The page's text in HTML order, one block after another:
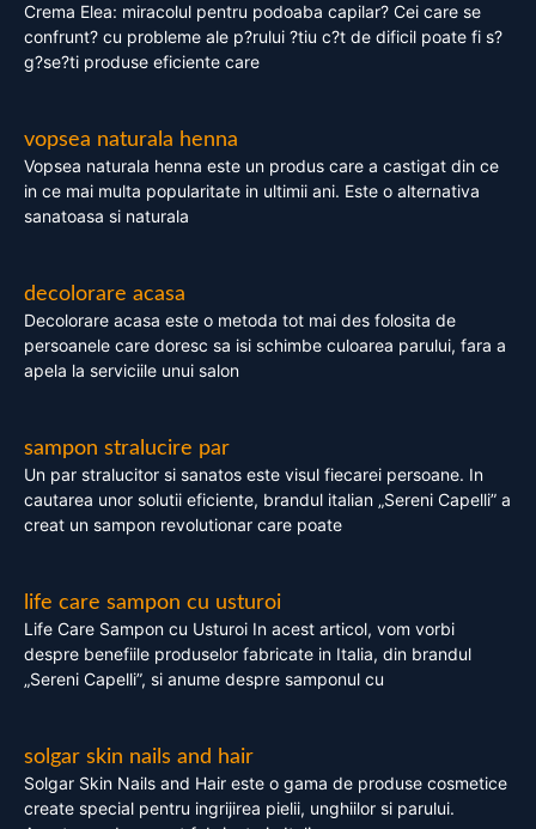
Crema Elea: miracolul pentru podoaba capilar? Cei care se
confrunt? cu probleme ale p?rului ?tiu c?t de dificil poate fi s?
g?se?ti produse eficiente care
vopsea naturala henna
Vopsea naturala henna este un produs care a castigat din ce
in ce mai multa popularitate in ultimii ani. Este o alternativa
sanatoasa si naturala
decolorare acasa
Decolorare acasa este o metoda tot mai des folosita de
persoanele care doresc sa isi schimbe culoarea parului, fara a
apela la serviciile unui salon
sampon stralucire par
Un par stralucitor si sanatos este visul fiecarei persoane. In
cautarea unor solutii eficiente, brandul italian „Sereni Capelli” a
creat un sampon revolutionar care poate
life care sampon cu usturoi
Life Care Sampon cu Usturoi In acest articol, vom vorbi
despre benefiile produselor fabricate in Italia, din brandul
„Sereni Capelli”, si anume despre samponul cu
solgar skin nails and hair
Solgar Skin Nails and Hair este o gama de produse cosmetice
create special pentru ingrijirea pielii, unghiilor si parului.